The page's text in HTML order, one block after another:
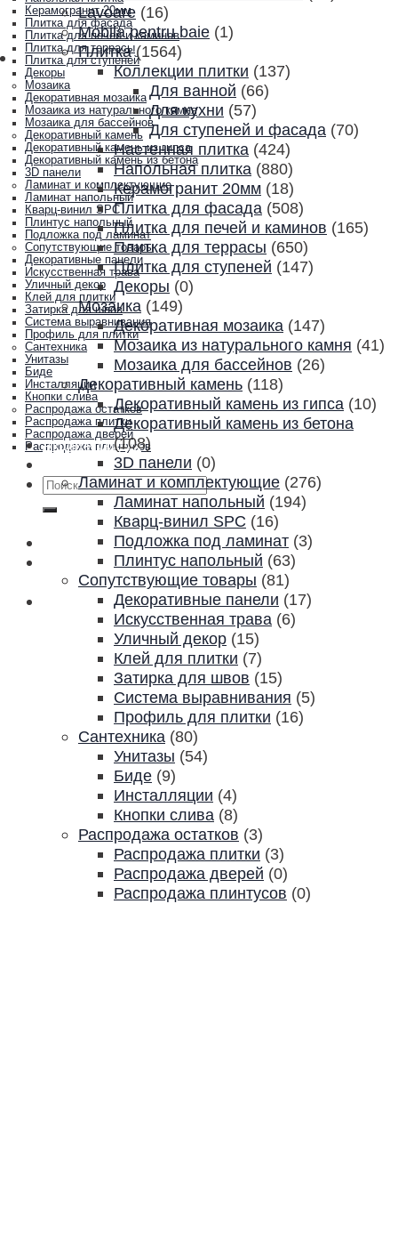
Керамогранит 20мм
Плитка для фасада
Плитка для печей и каминов
Плитка для террасы
Плитка для ступеней
Декоры
Мозаика
Декоративная мозаика
Мозаика из натурального камня
Мозаика для бассейнов
Декоративный камень
Декоративный камень из гипса
Декоративный камень из бетона
3D панели
Ламинат и комплектующие
Ламинат напольный
Кварц-винил SPC
Плинтус напольный
Подложка под ламинат
Сопутствующие товары
Декоративные панели
Искусственная трава
Уличный декор
Клей для плитки
Затирка для швов
Система выравнивания
Профиль для плитки
Сантехника
Унитазы
Биде
Инсталляции
Кнопки слива
Распродажа остатков
Распродажа плитки
Распродажа дверей
Распродажа плинтусов
Акции и скидки
Контакты
Искать:
Lavoare (16)
Mobila pentru baie (1)
Плитка (1564)
Коллекции плитки (137)
Для ванной (66)
Для кухни (57)
Для ступеней и фасада (70)
Настенная плитка (424)
Напольная плитка (880)
Керамогранит 20мм (18)
Плитка для фасада (508)
Плитка для печей и каминов (165)
Плитка для террасы (650)
Плитка для ступеней (147)
Декоры (0)
Мозаика (149)
Декоративная мозаика (147)
Мозаика из натурального камня (41)
Мозаика для бассейнов (26)
Декоративный камень (118)
Декоративный камень из гипса (10)
Декоративный камень из бетона
(108)
3D панели (0)
Ламинат и комплектующие (276)
Ламинат напольный (194)
Кварц-винил SPC (16)
Подложка под ламинат (3)
Плинтус напольный (63)
Сопутствующие товары (81)
Декоративные панели (17)
Искусственная трава (6)
Уличный декор (15)
Клей для плитки (7)
Затирка для швов (15)
Система выравнивания (5)
Профиль для плитки (16)
Сантехника (80)
Унитазы (54)
Биде (9)
Инсталляции (4)
Кнопки слива (8)
Распродажа остатков (3)
Распродажа плитки (3)
Распродажа дверей (0)
Распродажа плинтусов (0)